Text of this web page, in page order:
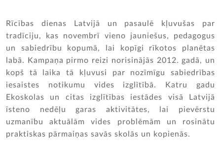
Rīcības dienas Latvijā un pasaulē kļuvušas par
tradīciju, kas novembrī vieno jauniešus, pedagogus
un sabiedrību kopumā, lai kopīgi rīkotos planētas
labā. Kampaņa pirmo reizi norisinājās 2012. gadā, un
kopš tā laika tā kļuvusi par nozīmīgu sabiedrības
iesaistes notikumu vides izglītībā. Katru gadu
Ekoskolas un citas izglītības iestādes visā Latvijā
īsteno nedēļu garas aktivitātes, lai pievērstu
uzmanību aktuālām vides problēmām un rosinātu
praktiskas pārmaiņas savās skolās un kopienās.